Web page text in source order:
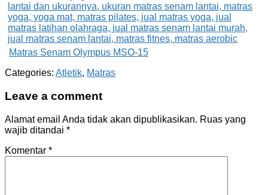
Matras Senam Olympus MSO-15
Categories: Atletik, Matras
Leave a comment
Alamat email Anda tidak akan dipublikasikan. Ruas yang
wajib ditandai *
Komentar *